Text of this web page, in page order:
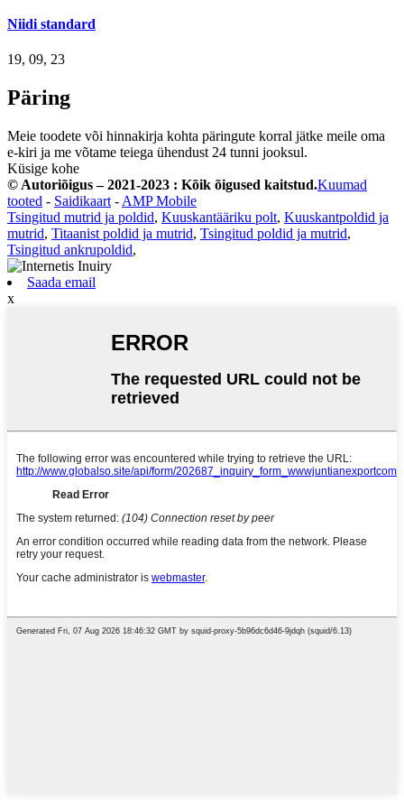
Niidi standard
19, 09, 23
Päring
Meie toodete või hinnakirja kohta päringute korral jätke meile oma
e-kiri ja me võtame teiega ühendust 24 tunni jooksul.
Küsige kohe
© Autoriõigus – 2021-2023 : Kõik õigused kaitstud.Kuumad
tooted - Saidikaart - AMP Mobile
Tsingitud mutrid ja poldid, Kuuskantääriku polt, Kuuskantpoldid ja
mutrid, Titaanist poldid ja mutrid, Tsingitud poldid ja mutrid,
Tsingitud ankrupoldid,
Saada email
x